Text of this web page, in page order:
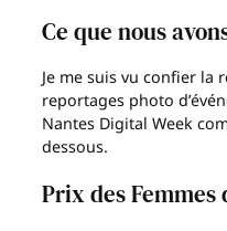
Ce que nous
Je me suis vu confier la
reportages photo
Nantes Digital Week
dessous.
Prix des Femmes